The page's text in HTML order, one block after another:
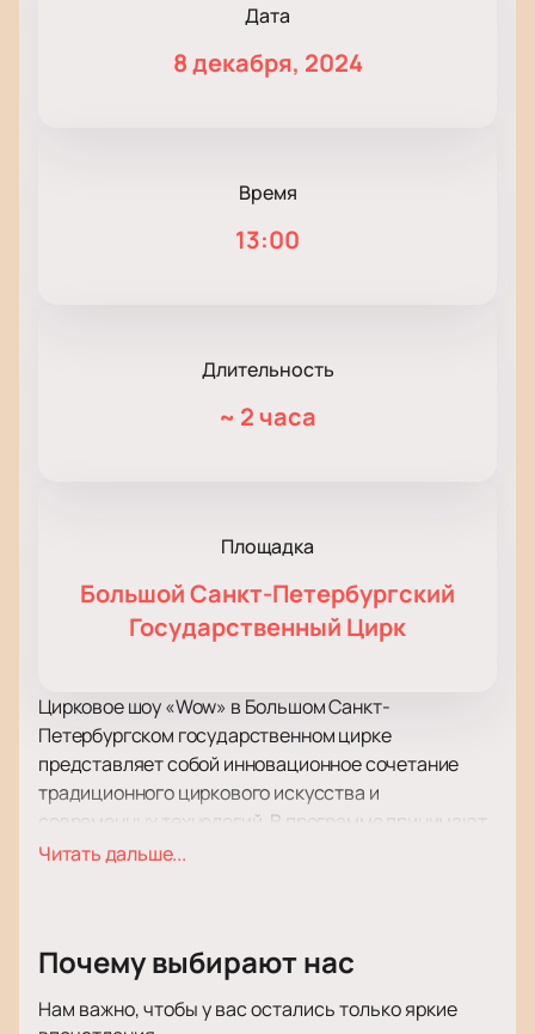
Дата
8 декабря, 2024
Время
13:00
Длительность
~ 2 часа
Площадка
Большой Cанкт-Петербургский
Государственный Цирк
Цирковое шоу «Wow» в Большом Санкт-
Петербургском государственном цирке
представляет собой инновационное сочетание
традиционного циркового искусства и
современных технологий. В программе принимают
участие дрессированные животные, что является
также уникальных роботов-собак, что делает это
Современные технологии играют ключевую роль в
Читать дальше...
Почему выбирают нас
Нам важно, чтобы у вас остались только яркие